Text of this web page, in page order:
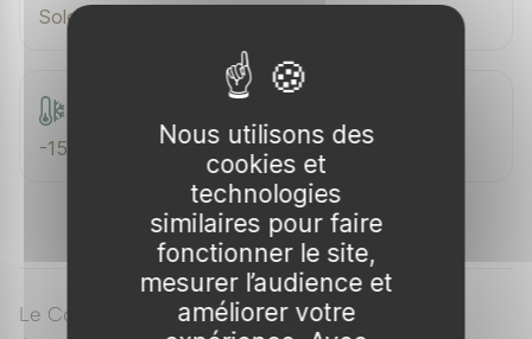
Soleil / Mi-ombre
-15 °C
Le Copalme d'Amérique 'Slender Silhouette'
Nous utilisons des
cookies et
technologies
similaires pour faire
fonctionner le site,
mesurer l’audience et
améliorer votre